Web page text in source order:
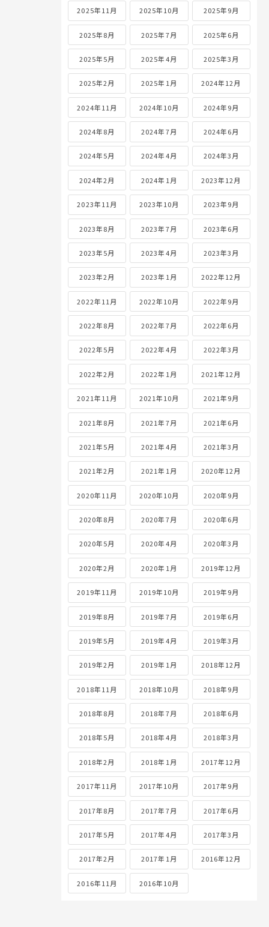
2025年11月 2025年10月 2025年9月
2025年8月 2025年7月 2025年6月
2025年5月 2025年4月 2025年3月
2025年2月 2025年1月 2024年12月
2024年11月 2024年10月 2024年9月
2024年8月 2024年7月 2024年6月
2024年5月 2024年4月 2024年3月
2024年2月 2024年1月 2023年12月
2023年11月 2023年10月 2023年9月
2023年8月 2023年7月 2023年6月
2023年5月 2023年4月 2023年3月
2023年2月 2023年1月 2022年12月
2022年11月 2022年10月 2022年9月
2022年8月 2022年7月 2022年6月
2022年5月 2022年4月 2022年3月
2022年2月 2022年1月 2021年12月
2021年11月 2021年10月 2021年9月
2021年8月 2021年7月 2021年6月
2021年5月 2021年4月 2021年3月
2021年2月 2021年1月 2020年12月
2020年11月 2020年10月 2020年9月
2020年8月 2020年7月 2020年6月
2020年5月 2020年4月 2020年3月
2020年2月 2020年1月 2019年12月
2019年11月 2019年10月 2019年9月
2019年8月 2019年7月 2019年6月
2019年5月 2019年4月 2019年3月
2019年2月 2019年1月 2018年12月
2018年11月 2018年10月 2018年9月
2018年8月 2018年7月 2018年6月
2018年5月 2018年4月 2018年3月
2018年2月 2018年1月 2017年12月
2017年11月 2017年10月 2017年9月
2017年8月 2017年7月 2017年6月
2017年5月 2017年4月 2017年3月
2017年2月 2017年1月 2016年12月
2016年11月 2016年10月